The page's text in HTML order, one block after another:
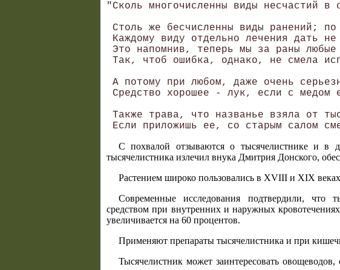
"Сколь многочисленны виды несчастий в
Столь же бесчисленны виды ранений; по
Каждому виду отдельно лечения дать
Это напомнив, теперь мы за раны любые
Так, чтоб ошибка, однако, не смела
А потому при любом, даже очень
Средство хорошее - лук, если с медом
Также трава, что названье взяла от
С похвалой отзываются о тысячелистнике и в
тысячелистника излечил внука Дмитрия Донского,
Растением широко пользовались в XVIII и XIX
Современные исследования подтвердили, что
средством при внутренних и наружных
увеличивается на 60 процентов.
Применяют препараты тысячелистника и при
Тысячелистник может заинтересовать